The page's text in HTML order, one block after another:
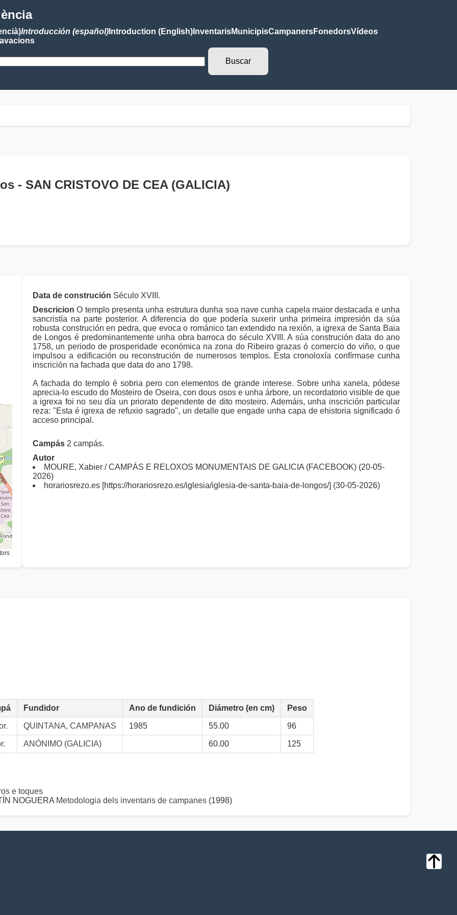
Introducción (español)Introduction (English)InventarisMunicipisCampanersFonedorsVídeos
- SAN CRISTOVO DE CEA (GALICIA)
Data de construción Século XVIII.
Descricion O templo presenta unha estrutura dunha soa nave cunha capela maior destacada e unha
sancristía na parte posterior. A diferencia do que podería suxerir unha primeira impresión da súa
robusta construción en pedra, que evoca o románico tan extendido na rexión, a igrexa de Santa Baia
de Longos é predominantemente unha obra barroca do século XVIII. A súa construción data do ano
1758, un periodo de prosperidade económica na zona do Ribeiro grazas ó comercio do viño, o que
impulsou a edificación ou reconstrución de numerosos templos. Esta cronoloxía confírmase cunha
inscrición na fachada que data do ano 1798.
A fachada do templo é sobria pero con elementos de grande interese. Sobre unha xanela, pódese
aprecia-lo escudo do Mosteiro de Oseira, con dous osos e unha árbore, un recordatorio visible de que
a igrexa foi no seu día un priorato dependente de dito mosteiro. Ademáis, unha inscrición particular
reza: "Esta é igrexa de refuxio sagrado", un detalle que engade unha capa de ehistoria significado ó
acceso principal.
Campás 2 campás.
Autor
MOURE, Xabier / CAMPÁS E RELOXOS MONUMENTAIS DE GALICIA (FACEBOOK) (20-05-
2026)
horariosrezo.es [https://horariosrezo.es/iglesia/iglesia-de-santa-baia-de-longos/] (30-05-2026)
Fundidor Ano de fundición Diámetro (en cm) Peso
QUINTANA, CAMPANAS 1985 55.00 96
ANÓNIMO (GALICIA) 60.00 125
e toques
NOGUERA Metodologia dels inventaris de campanes (1998)